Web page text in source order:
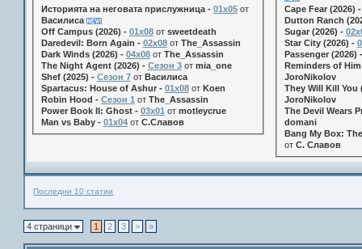
Историята на неговата прислужница - 01х05от
Василиса
Off Campus (2026) - 01x08от sweetdeath
Daredevil: Born Again - 02x08от The_Assassin
Dark Winds (2026) - 04x08от The_Assassin
The Night Agent (2026) - Сезон 3от mia_one
Shef (2025) - Сезон 7от Василиса
Spartacus: House of Ashur - 01x08от Koen
Robin Hood - Сезон 1 от The_Assassin
Power Book II: Ghost - 03x01 от motleycrue
Man vs Baby - 01x04от С.Славов
Cape Fear (2026)
Dutton Ranch
Sugar (2026) -
Star City (2026) -
Passenger (2026)
Reminders of
JoroNikolov
They Will Kill You
JoroNikolov
The Devil Wears
domani
Bang My Box:
от С. Славов
Последни 10 статии
4 страници 1 2 3 > »